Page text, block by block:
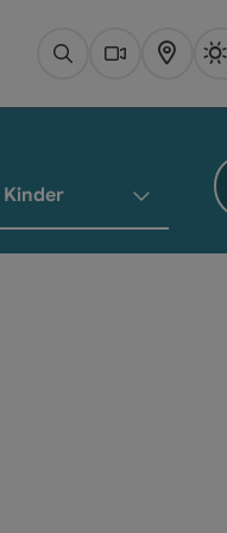
SuchenWebcams
Karte
Kinder